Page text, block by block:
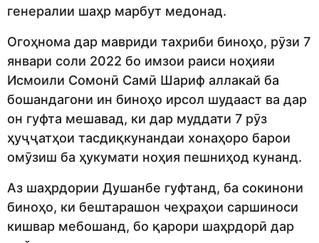
генералии шаҳр марбут медонад.
Огоҳнома дар мавриди тахриби биноҳо, рӯзи 7
январи соли 2022 бо имзои раиси ноҳияи
Исмоили Сомонӣ Самӣ Шариф аллакай ба
бошандагони ин биноҳо ирсол шудааст ва дар
он гуфта мешавад, ки дар муддати 7 рӯз
ҳуҷҷатҳои тасдиқкунандаи хонаҳоро барои
омӯзиш ба ҳукумати ноҳия пешниҳод кунанд.
Аз шаҳрдории Душанбе гуфтанд, ба сокинони
биноҳо, ки бештарашон чеҳраҳои саршиноси
кишвар мебошанд, бо қарори шаҳрдорӣ дар